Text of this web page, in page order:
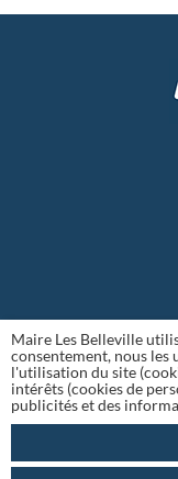
Maire Les Belleville
consentement, nous
l'utilisation du site
intérêts (cookies de
publicités et des